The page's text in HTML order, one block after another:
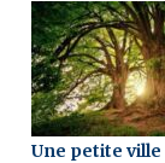
Une petite ville